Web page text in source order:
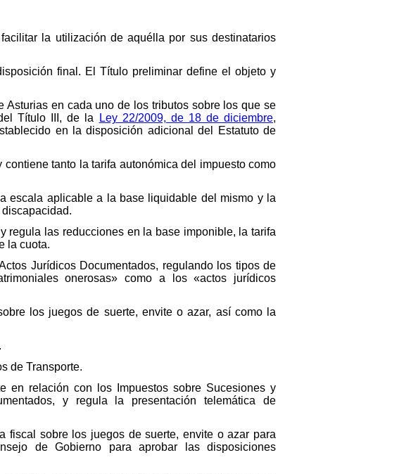
la utilización de aquélla por sus destinatarios
final. El Título preliminar define el objeto y
en cada uno de los tributos sobre los que se
Título III, de la
Ley 22/2009, de 18 de diciembre,
en la disposición adicional del Estatuto de
tanto la tarifa autonómica del impuesto como
escala aplicable a la base liquidable del mismo y la
regula las reducciones en la base imponible, la tarifa
la cuota.
Jurídicos Documentados, regulando los tipos de
onerosas» como a los «actos jurídicos
los juegos de suerte, envite o azar, así como la
de Transporte.
en relación con los Impuestos sobre Sucesiones y
y regula la presentación telemática de
fiscal sobre los juegos de suerte, envite o azar para
de Gobierno para aprobar las disposiciones